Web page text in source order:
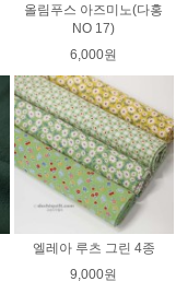
올림푸스 아즈미노(다홍
NO 17)
6,000원
엘레아 루츠 그린 4종
9,000원